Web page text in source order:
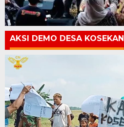
AKSI DEMO DESA KOSEKAN